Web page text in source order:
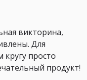
викторина,
Для
просто
продукт!